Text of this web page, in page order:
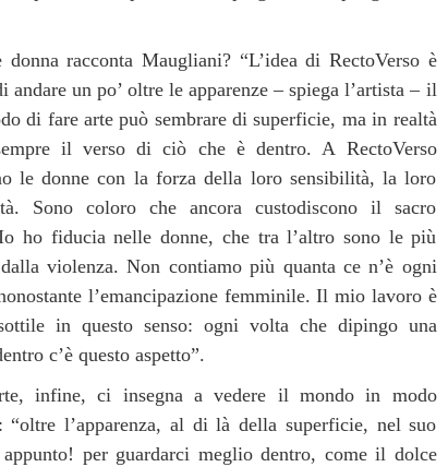
donna racconta Maugliani? “L’idea di RectoVerso è
andare un po’ oltre le apparenze – spiega l’artista – il
di fare arte può sembrare di superficie, ma in realtà
il verso di ciò che è dentro. A RectoVerso
le donne con la forza della loro sensibilità, la loro
Sono coloro che ancora custodiscono il sacro
ho fiducia nelle donne, che tra l’altro sono le più
violenza. Non contiamo più quanta ce n’è ogni
l’emancipazione femminile. Il mio lavoro è
in questo senso: ogni volta che dipingo una
c’è questo aspetto”.
infine, ci insegna a vedere il mondo in modo
“oltre l’apparenza, al di là della superficie, nel suo
appunto! per guardarci meglio dentro, come il dolce